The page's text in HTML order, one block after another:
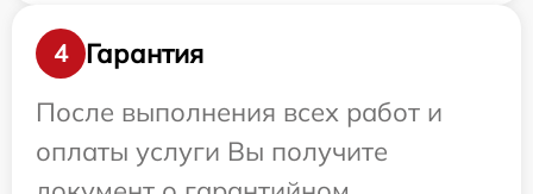
4
Гарантия
После выполнения всех работ и
оплаты услуги Вы получите